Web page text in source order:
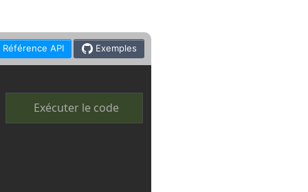
Référence API Exemples
Exécuter le code